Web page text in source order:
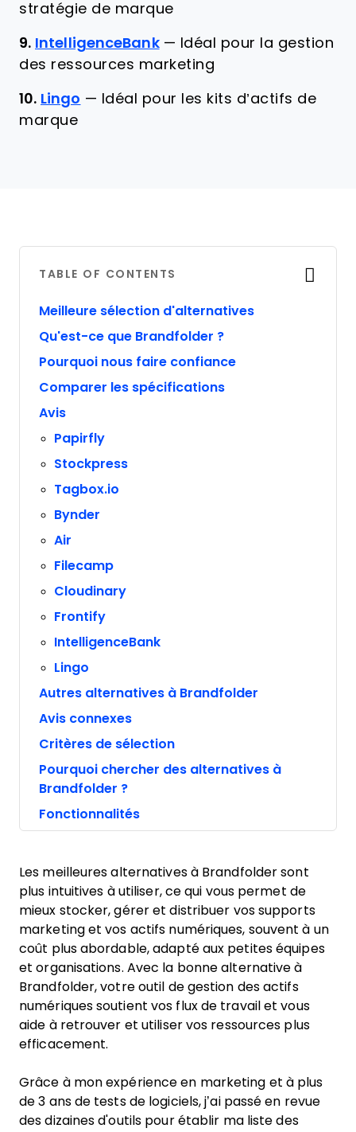
stratégie de marque
9. IntelligenceBank — Idéal pour la gestion
des ressources marketing
10. Lingo — Idéal pour les kits d’actifs de
marque
TABLE OF CONTENTS
Meilleure sélection d'alternatives
Qu'est-ce que Brandfolder ?
Pourquoi nous faire confiance
Comparer les spécifications
Avis
Papirfly
Stockpress
Tagbox.io
Bynder
Air
Filecamp
Cloudinary
Frontify
IntelligenceBank
Lingo
Autres alternatives à Brandfolder
Avis connexes
Critères de sélection
Pourquoi chercher des alternatives à
Brandfolder ?
Fonctionnalités
Les meilleures alternatives à Brandfolder sont
plus intuitives à utiliser, ce qui vous permet de
mieux stocker, gérer et distribuer vos supports
marketing et vos actifs numériques, souvent à un
coût plus abordable, adapté aux petites équipes
et organisations. Avec la bonne alternative à
Brandfolder, votre outil de gestion des actifs
numériques soutient vos flux de travail et vous
aide à retrouver et utiliser vos ressources plus
efficacement.
Grâce à mon expérience en marketing et à plus
de 3 ans de tests de logiciels, j’ai passé en revue
des dizaines d'outils pour établir ma liste des